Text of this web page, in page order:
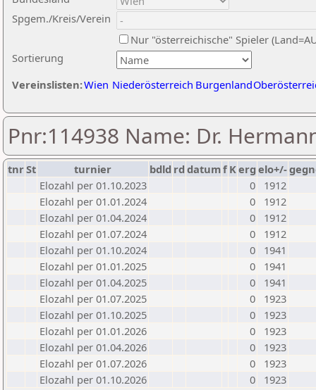
Sortierung
Spgem./Kreis/Verein
Nur "österreichische" Spieler
Vereinslisten:Wien Niederösterreich Burgenland
Pnr:114938 Name: Dr.
tnrSt turnier bdld rd datumf Kerg elo+/-
Elozahl per 01.10.2023
0
1912
Elozahl per 01.01.2024
0
1912
Elozahl per 01.04.2024
0
1912
Elozahl per 01.07.2024
0
1912
Elozahl per 01.10.2024
0
1941
Elozahl per 01.01.2025
0
1941
Elozahl per 01.04.2025
0
1941
Elozahl per 01.07.2025
0
1923
Elozahl per 01.10.2025
0
1923
Elozahl per 01.01.2026
0
1923
Elozahl per 01.04.2026
0
1923
Elozahl per 01.07.2026
0
1923
Elozahl per 01.10.2026
0 1923